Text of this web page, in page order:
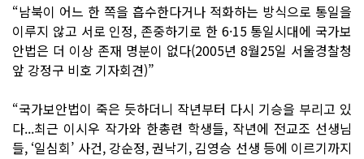
“남북이 어느 한 쪽을 흡수한다거나 적화하는 방식으로 통일을
이루지 않고 서로 인정, 존중하기로 한 6·15 통일시대에 국가보
안법은 더 이상 존재 명분이 없다(2005년 8월25일 서울경찰청
앞 강정구 비호 기자회견)”
“국가보안법이 죽은 듯하더니 작년부터 다시 기승을 부리고 있
다...최근 이시우 작가와 한총련 학생들, 작년에 전교조 선생님
들, ‘일심회’ 사건, 강순정, 권낙기, 김영승 선생 등에 이르기까지